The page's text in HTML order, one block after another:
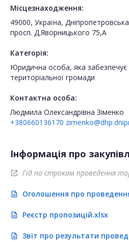
Місцезнаходження:
49000, Україна,
просп. Д.Яворницького 75,А
Категорія:
Юридична особа, яка
територіальної громади
Контактна особа:
Людмила Олександрівна Зіменко
+380660136170
Інформація про
open_in_new Гід по строкам проведення
description Оголошення про
description Реєстр пропозицій.xlsx
description Звіт про результати